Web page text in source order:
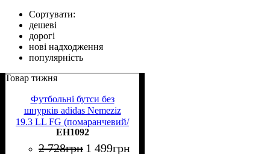
Сортувати:
дешеві
дорогі
нові надходження
популярність
Товар тижня
Футбольні бутси без
шнурків adidas Nemeziz
19.3 LL FG (помаранчевий/
чорний)
EH1092
2 728грн 1 499грн